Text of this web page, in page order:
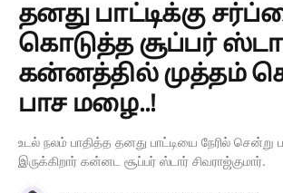
தனது பாட்டிக்கு
கொடுத்த சூப்பர்
கன்னத்தில் முத்தம்
பாச மழை..!
உடல் நலம் பாதித்த தனது பாட்டியை நேரில் சென்று
இருக்கிறார் கன்னட சூப்பர் ஸ்டார் சிவராஜ்குமார்.